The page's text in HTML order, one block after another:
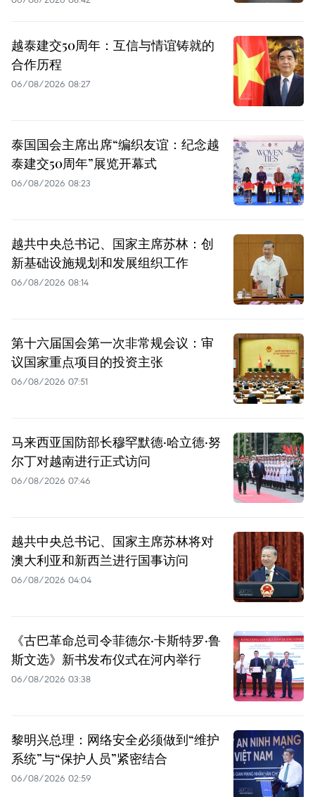
越泰建交50周年：互信与情谊铸就的
合作历程
06/08/2026 08:27
泰国国会主席出席“编织友谊：纪念越
泰建交50周年”展览开幕式
06/08/2026 08:23
越共中央总书记、国家主席苏林：创
新基础设施规划和发展组织工作
06/08/2026 08:14
第十六届国会第一次非常规会议：审
议国家重点项目的投资主张
06/08/2026 07:51
马来西亚国防部长穆罕默德·哈立德·努
尔丁对越南进行正式访问
06/08/2026 07:46
越共中央总书记、国家主席苏林将对
澳大利亚和新西兰进行国事访问
06/08/2026 04:04
《古巴革命总司令菲德尔·卡斯特罗·鲁
斯文选》新书发布仪式在河内举行
06/08/2026 03:38
黎明兴总理：网络安全必须做到“维护
系统”与“保护人员”紧密结合
06/08/2026 02:59